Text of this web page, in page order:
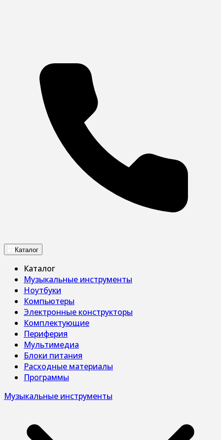
Каталог
Каталог
Музыкальные инструменты
Ноутбуки
Компьютеры
Электронные конструкторы
Комплектующие
Периферия
Мультимедиа
Блоки питания
Расходные материалы
Программы
Музыкальные инструменты